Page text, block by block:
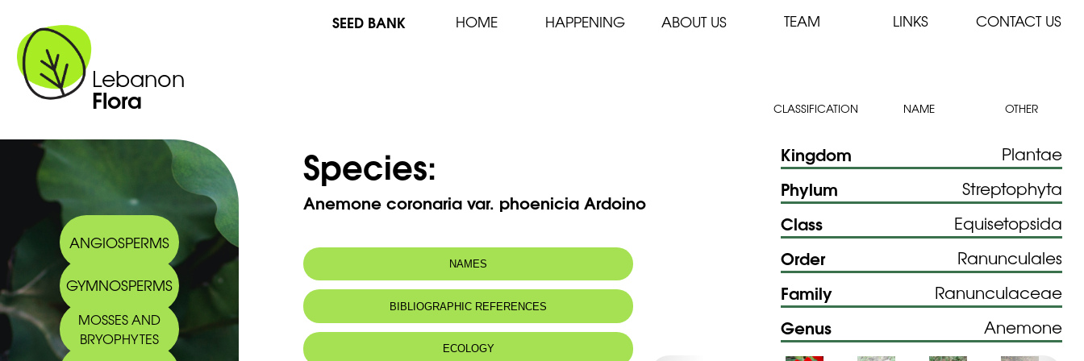
Lebanon
Flora
SEED BANK HOME HAPPENING ABOUT US TEAM LINKS CONTACT US
CLASSIFICATION NAME OTHER
ANGIOSPERMS
GYMNOSPERMS
MOSSES AND
BRYOPHYTES
Species:
Anemone coronaria var. phoenicia Ardoino
NAMES
Arabic name: إكليلي ، شقاٮٔق النعمان ‎ شقار‎
BIBLIOGRAPHIC REFERENCES
ECOLOGY
Kingdom Plantae
Phylum Streptophyta
Class Equisetopsida
Order Ranunculales
Family Ranunculaceae
Genus Anemone